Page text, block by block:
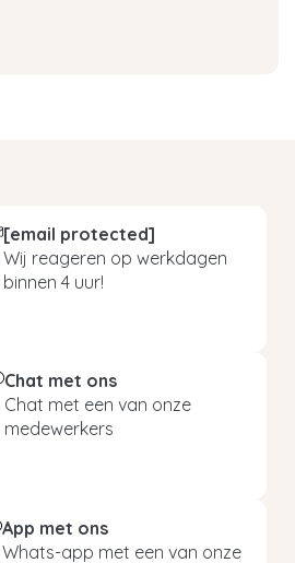
[email protected]
Wij reageren op werkdagen
binnen 4 uur!
Chat met ons
Chat met een van onze
medewerkers
App met ons
Whats-app met een van onze